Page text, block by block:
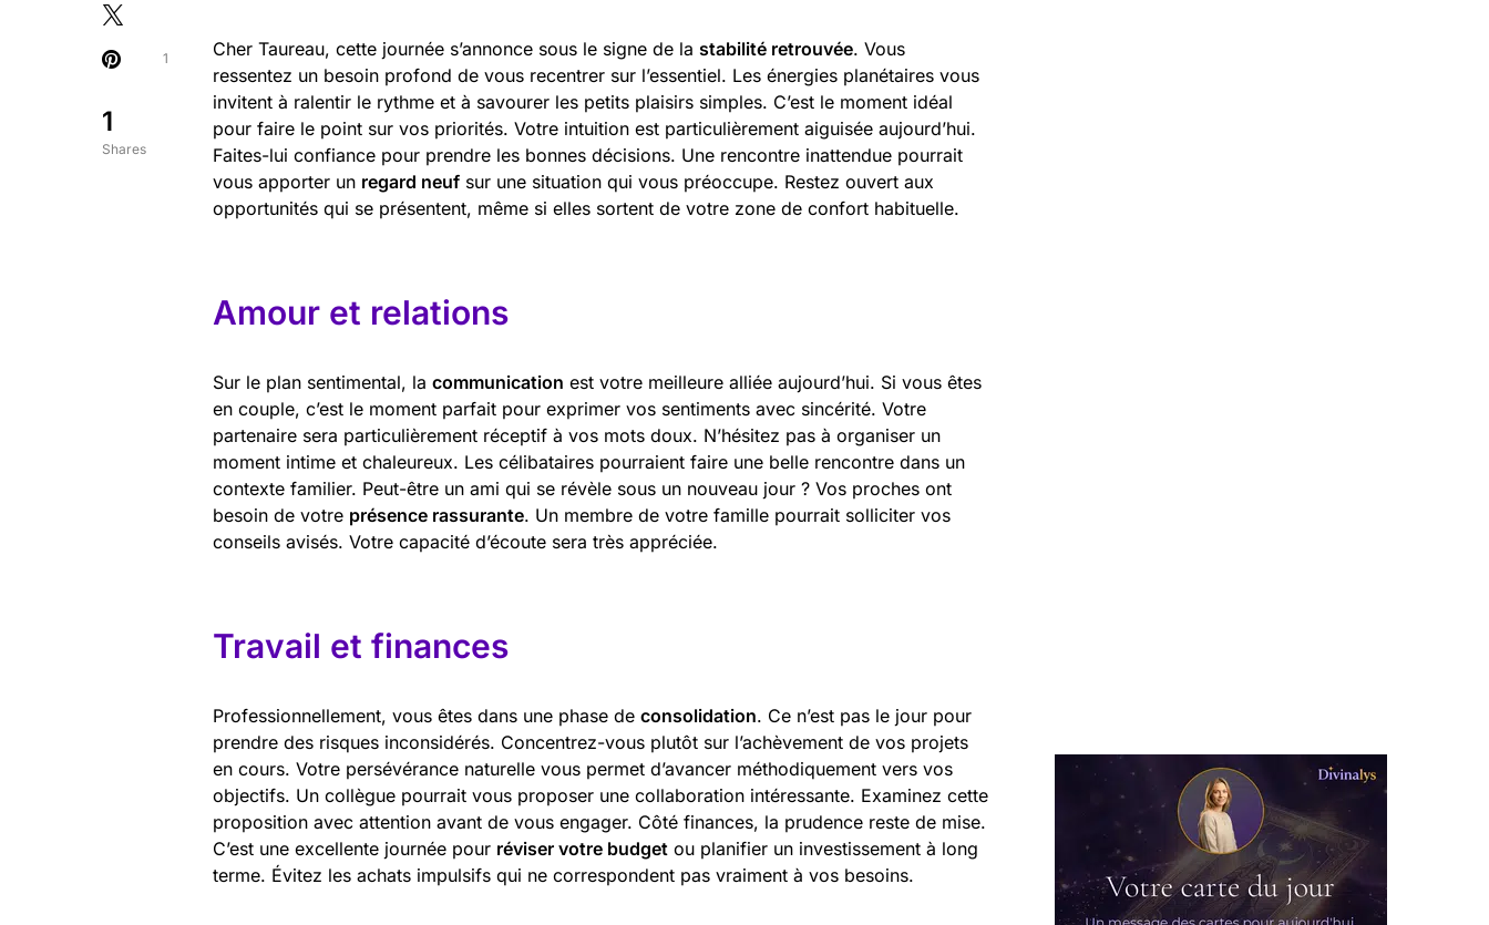
1
Shares
1 Cher Taureau, cette journée s’annonce sous le signe de la stabilité retrouvée. Vous
ressentez un besoin profond de vous recentrer sur l’essentiel. Les énergies planétaires vous
invitent à ralentir le rythme et à savourer les petits plaisirs simples. C’est le moment idéal
pour faire le point sur vos priorités. Votre intuition est particulièrement aiguisée aujourd’hui.
Faites-lui confiance pour prendre les bonnes décisions. Une rencontre inattendue pourrait
vous apporter un regard neuf sur une situation qui vous préoccupe. Restez ouvert aux
opportunités qui se présentent, même si elles sortent de votre zone de confort habituelle.
Amour et relations
Sur le plan sentimental, la communication est votre meilleure alliée aujourd’hui. Si vous êtes
en couple, c’est le moment parfait pour exprimer vos sentiments avec sincérité. Votre
partenaire sera particulièrement réceptif à vos mots doux. N’hésitez pas à organiser un
moment intime et chaleureux. Les célibataires pourraient faire une belle rencontre dans un
contexte familier. Peut-être un ami qui se révèle sous un nouveau jour ? Vos proches ont
besoin de votre présence rassurante. Un membre de votre famille pourrait solliciter vos
conseils avisés. Votre capacité d’écoute sera très appréciée.
Travail et finances
Professionnellement, vous êtes dans une phase de consolidation. Ce n’est pas le jour pour
prendre des risques inconsidérés. Concentrez-vous plutôt sur l’achèvement de vos projets
en cours. Votre persévérance naturelle vous permet d’avancer méthodiquement vers vos
objectifs. Un collègue pourrait vous proposer une collaboration intéressante. Examinez cette
proposition avec attention avant de vous engager. Côté finances, la prudence reste de mise.
C’est une excellente journée pour réviser votre budget ou planifier un investissement à long
terme. Évitez les achats impulsifs qui ne correspondent pas vraiment à vos besoins.